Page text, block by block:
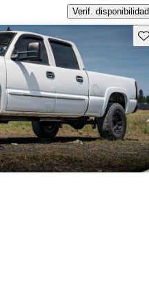
Verif. disponibilidad